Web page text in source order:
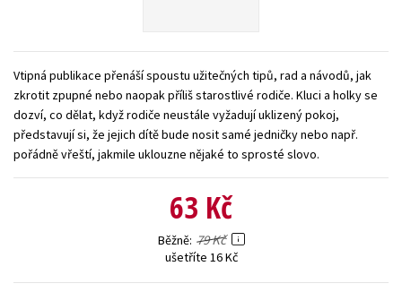
Všechny tituly
Vtipná publikace přenáší spoustu užitečných tipů, rad a návodů, jak
zkrotit zpupné nebo naopak příliš starostlivé rodiče. Kluci a holky se
dozví, co dělat, když rodiče neustále vyžadují uklizený pokoj,
představují si, že jejich dítě bude nosit samé jedničky nebo např.
pořádně vřeští, jakmile uklouzne nějaké to sprosté slovo.
63 Kč
Běžně 79 Kč
ušetříte 16 Kč